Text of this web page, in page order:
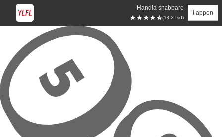
Handla snabbare
(13.2 tsd)
i appen
Hoppa till huvudinnehåll